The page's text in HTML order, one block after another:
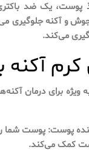
پوست، یک ضد
جوش و آکنه
می‌کند.
آکنه
به ویژه برای درمان
پوست: پوست شما را
کمک می‌کند.